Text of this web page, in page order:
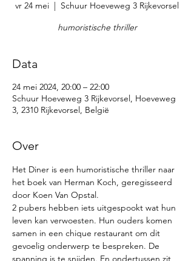
vr 24 mei
  |
Schuur Hoeveweg 3 Rijkevorsel
humoristische thriller
Data
24 mei 2024, 20:00 – 22:00
Schuur Hoeveweg 3 Rijkevorsel, Hoeveweg
3, 2310 Rijkevorsel, België
Over
Het Diner is een humoristische thriller naar
het boek van Herman Koch, geregisseerd
door Koen Van Opstal.
2 pubers hebben iets uitgespookt wat hun
leven kan verwoesten. Hun ouders komen
samen in een chique restaurant om dit
gevoelig onderwerp te bespreken. De
spanning is te snijden. En ondertussen zit